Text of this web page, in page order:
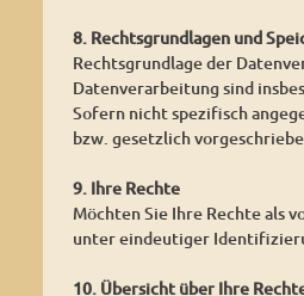
8. Rechtsgrundlagen und
Rechtsgrundlage der
Datenverarbeitung sind
Sofern nicht spezifisch
bzw. gesetzlich
9. Ihre Rechte
Möchten Sie Ihre Rechte als
unter eindeutiger
10. Übersicht über Ihre